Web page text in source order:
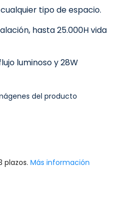
tipo de espacio.
hasta 25.000H vida
luminoso y 28W
del producto
plazos. Más información